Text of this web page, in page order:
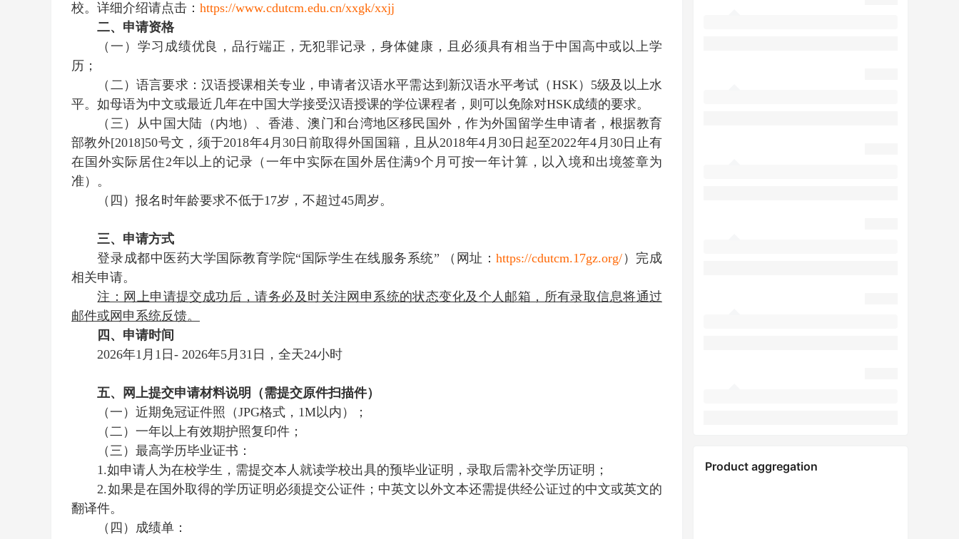
校。详细介绍请点击： https://www.cdutcm.edu.cn/xxgk/xxjj
二、申请资格
（一）学习成绩优良，品行端正，无犯罪记录，身体健康，且必须具有相当于中国高中或以上学
历；
（二）语言要求：汉语授课相关专业，申请者汉语水平需达到新汉语水平考试（HSK）5级及以上水
平。如母语为中文或最近几年在中国大学接受汉语授课的学位课程者，则可以免除对HSK成绩的要求。
（三）从中国大陆（内地）、香港、澳门和台湾地区移民国外，作为外国留学生申请者，根据教育
部教外[2018]50号文，须于2018年4月30日前取得外国国籍，且从2018年4月30日起至2022年4月30日止有
在国外实际居住2年以上的记录（一年中实际在国外居住满9个月可按一年计算，以入境和出境签章为
准）。
（四）报名时年龄要求不低于17岁，不超过45周岁。
三、申请方式
登录成都中医药大学国际教育学院“国际学生在线服务系统” （网址：https://cdutcm.17gz.org/ ）完成
相关申请。
注：网上申请提交成功后，请务必及时关注网申系统的状态变化及个人邮箱，所有录取信息将通过
邮件或网申系统反馈。
四、申请时间
2026年1月1日- 2026年5月31日，全天24小时
五、网上提交申请材料说明（需提交原件扫描件）
（一）近期免冠证件照（JPG格式，1M以内）；
（二）一年以上有效期护照复印件；
（三）最高学历毕业证书：
1.如申请人为在校学生，需提交本人就读学校出具的预毕业证明，录取后需补交学历证明；
2.如果是在国外取得的学历证明必须提交公证件；中英文以外文本还需提供经公证过的中文或英文的
翻译件。
（四）成绩单：
Product aggregation